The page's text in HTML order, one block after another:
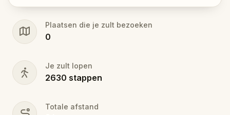
Plaatsen die je zult bezoeken
0
Je zult lopen
2630 stappen
Totale afstand